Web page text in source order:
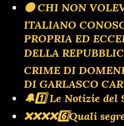
🟡 CHI NON
ITALIANO
PROPRIA ED
DELLA
CRIME DI
DI GARLASCO
🔔1️⃣ Le Notizie del
❌️❌️❌️❌️6️⃣Quali